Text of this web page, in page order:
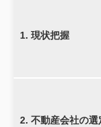
1. 現状把握
2. 不動産会社の選